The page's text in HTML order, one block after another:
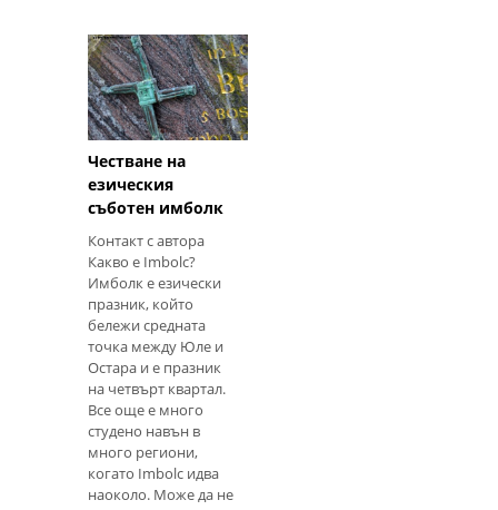
Листата ще се
променят,
растенията ще
започнат да се
Честване на
езическия
съботен имболк
Контакт с автора
Какво е Imbolc?
Имболк е езически
празник, който
бележи средната
точка между Юле и
Остара и е празник
на четвърт квартал.
Все още е много
студено навън в
много региони,
когато Imbolc идва
наоколо. Може да не